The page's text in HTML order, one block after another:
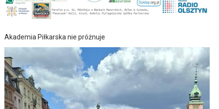
Akademia Piłkarska nie próżnuje